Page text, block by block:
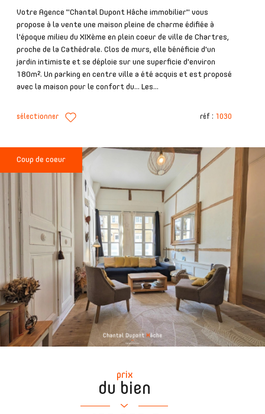
Votre Agence "Chantal Dupont Hâche immobilier" vous
propose à la vente une maison pleine de charme édifiée à
l'époque milieu du XIXème en plein coeur de ville de Chartres,
proche de la Cathédrale. Clos de murs, elle bénéficie d'un
jardin intimiste et se déploie sur une superficie d'environ
180m². Un parking en centre ville a été acquis et est proposé
avec la maison pour le confort du... Les...
sélectionner réf : 1030
Coup de coeur
prix
du bien